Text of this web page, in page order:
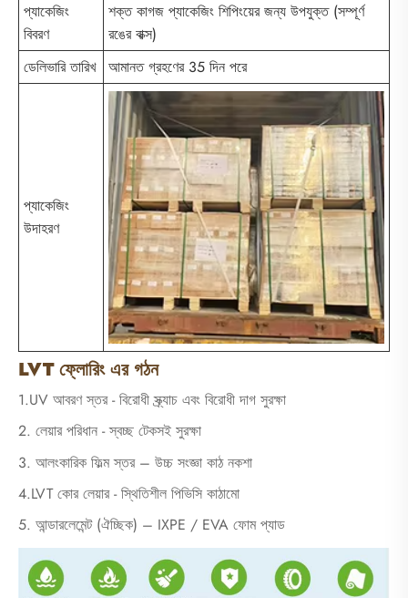
প্যাকেজিং
বিবরণ
শক্ত কাগজ প্যাকেজিং শিপিংয়ের জন্য উপযুক্ত (সম্পূর্ণ
রঙের বাক্স)
ডেলিভারি তারিখ
আমানত গ্রহণের 35 দিন পরে
প্যাকেজিং
উদাহরণ
LVT ফ্লোরিং এর গঠন
1.UV আবরণ স্তর - বিরোধী স্ক্র্যাচ এবং বিরোধী দাগ সুরক্ষা
2. লেয়ার পরিধান - স্বচ্ছ টেকসই সুরক্ষা
3. আলংকারিক ফিল্ম স্তর – উচ্চ সংজ্ঞা কাঠ নকশা
4.LVT কোর লেয়ার - স্থিতিশীল পিভিসি কাঠামো
5. আন্ডারলেমেন্ট (ঐচ্ছিক) – IXPE / EVA ফোম প্যাড